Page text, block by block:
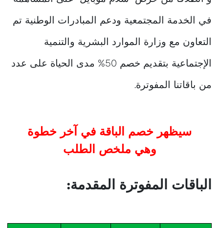
في الخدمة المجتمعية ودعم المبادرات الوطنية تم
التعاون مع وزارة الموارد البشرية والتنمية
الإجتماعية بتقديم خصم 50% مدى الحياة على عدد
من باقاتنا المفوترة.
سيظهر خصم الباقة في آخر خطوة
وهي ملخص الطلب
الباقات المفوترة المقدمة: